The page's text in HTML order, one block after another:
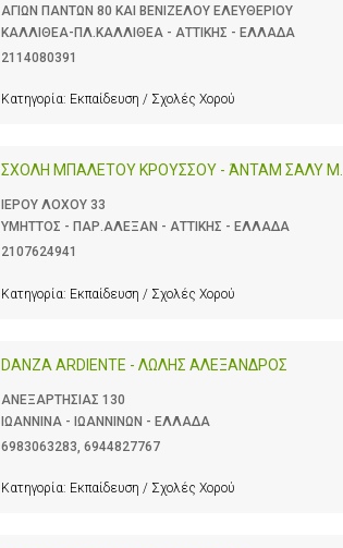
ΑΓΙΩΝ ΠΑΝΤΩΝ 80 ΚΑΙ ΒΕΝΙΖΕΛΟΥ ΕΛΕΥΘΕΡΙΟΥ
ΚΑΛΛΙΘΕΑ-ΠΛ.ΚΑΛΛΙΘΕΑ - ΑΤΤΙΚΗΣ - ΕΛΛΑΔΑ
2114080391
Κατηγορία: Εκπαίδευση / Σχολές Χορού
ΣΧΟΛΗ ΜΠΑΛΕΤΟΥ ΚΡΟΥΣΣΟΥ - ΆΝΤΑΜ ΣΑΛΥ Μ.
ΙΕΡΟΥ ΛΟΧΟΥ 33
ΥΜΗΤΤΟΣ - ΠΑΡ.ΑΛΕΞΑΝ - ΑΤΤΙΚΗΣ - ΕΛΛΑΔΑ
2107624941
Κατηγορία: Εκπαίδευση / Σχολές Χορού
DANZA ARDIENTE - ΛΩΛΗΣ ΑΛΕΞΑΝΔΡΟΣ
ΑΝΕΞΑΡΤΗΣΙΑΣ 130
ΙΩΑΝΝΙΝΑ - ΙΩΑΝΝΙΝΩΝ - ΕΛΛΑΔΑ
6983063283 6944827767
Κατηγορία: Εκπαίδευση / Σχολές Χορού